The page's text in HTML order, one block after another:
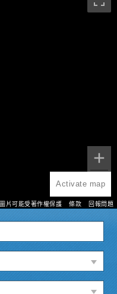
Activate map
圖片可能受著作權保護 條款 回報問題